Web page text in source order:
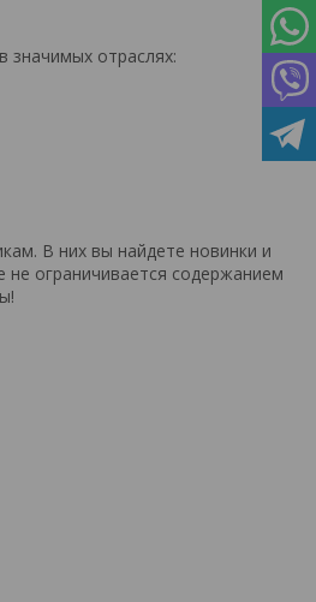
значимых отраслях:
В них вы найдете новинки и
ограничивается содержанием